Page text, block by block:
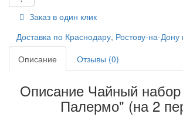
Заказ в один клик
Доставка по Краснодару, Ростову-на-Дону
Описание
Отзывы (0)
Описание Чайный
Палермо" (на 2